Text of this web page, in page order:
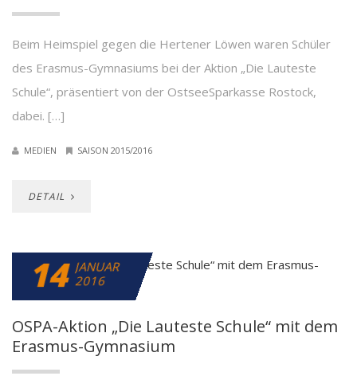
Beim Heimspiel gegen die Hertener Löwen waren Schüler
des Erasmus-Gymnasiums bei der Aktion „Die Lauteste
Schule“, präsentiert von der OstseeSparkasse Rostock,
dabei. […]
MEDIEN SAISON 2015/2016
DETAIL
14 JANUAR
2016
OSPA-Aktion „Die Lauteste Schule“ mit dem
Erasmus-Gymnasium